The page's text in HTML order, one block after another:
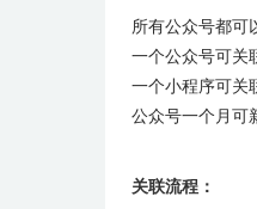
所有公众号都可
一个公众号可关
一个小程序可关
公众号一个月可
关联流程：